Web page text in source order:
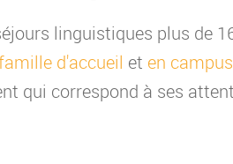
linguistiques plus de
d'accueil et en campus
qui correspond à ses